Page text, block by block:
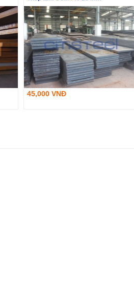
45,000 VNĐ